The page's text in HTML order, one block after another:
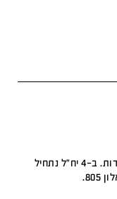
אנקורי מציעה קורסים ברמה של 3, 4 ו-5 יחידות. ב-4 יח"ל נתחיל